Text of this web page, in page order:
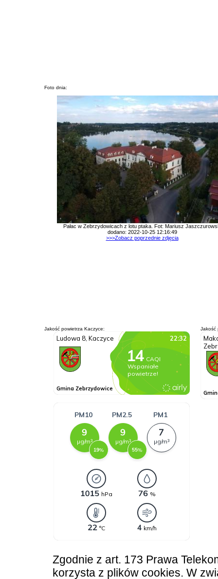
Foto dnia:
Pałac w Zebrzydowicach z lotu ptaka. Fot: Mariusz
dodano: 2022-10-25 12:16:49
>>>Zobacz poprzednie zdjęcia
Jakość powietrza Kaczyce: Jakość
Zgodnie z art. 173 Prawa
korzysta z plików cookies. W